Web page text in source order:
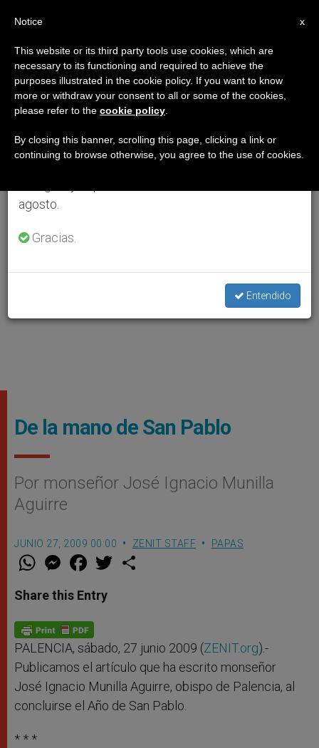
De la mano de San Pablo
Por monseñor José Ignacio Munilla
Aguirre
JUNIO 27, 2009 00:00 ZENIT STAFF PAPAS
W
t
s
p
p
M
e
s
e
g
e
r
F
a
e
b
o
k
w
Share this Entry
PALENCIA, sábado, 27 junio 2009 (ZENIT.org).-
Publicamos el artículo que ha escrito monseñor
José Ignacio Munilla Aguirre, obispo de Palencia, al
concluirse el Año de San Pablo.
* * *
×
Aviso importante
Del 27 de julio al 7 de agosto haremos la pausa
anual, aprovechando que en el periodo de verano
se generan menos informaciones y también el
agosto.
Gracias.
Entendido
x
Notice
This website or its third party tools use cookies, which are
necessary to its functioning and required to achieve the
purposes illustrated in the cookie policy. If you want to know
more or withdraw your consent to all or some of the cookies,
please refer to the cookie policy
By closing this banner, scrolling this page, clicking a link or
continuing to browse otherwise, you agree to the use of cookies.